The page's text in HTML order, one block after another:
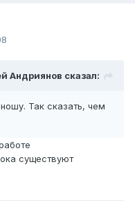
Андриянов сказал:
Так сказать, чем
существуют